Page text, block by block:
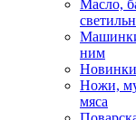
Масло,
ним
Новинки
Ножи,
мяса